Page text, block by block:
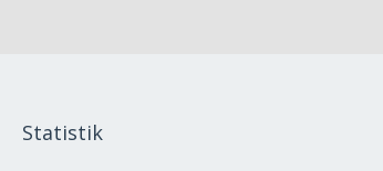
Statistik